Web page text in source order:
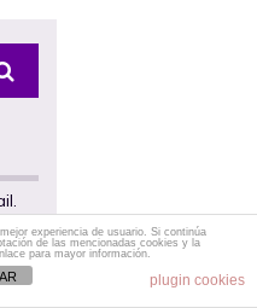
experiencia de usuario. Si continúa
de las mencionadas cookies y la
para mayor información.
plugin cookies